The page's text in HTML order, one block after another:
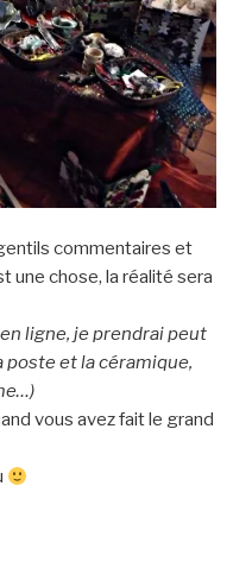
commentaires et
chose, la réalité sera
ligne, je prendrai peut
poste et la céramique,
vous avez fait le grand